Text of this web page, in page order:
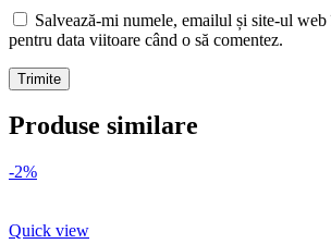
Salvează-mi numele, emailul și site-ul
pentru data viitoare când o să comentez.
Produse similare
-2%
Quick view